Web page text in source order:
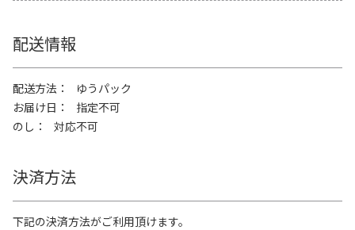
配送情報
配送方法
ゆうパック
お届け日
指定不可
のし
対応不可
決済方法
下記の決済方法がご利用頂けます。